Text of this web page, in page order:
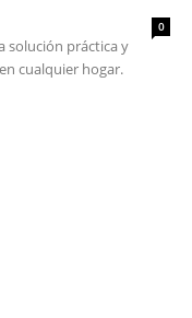
0
solución práctica y
cualquier hogar.